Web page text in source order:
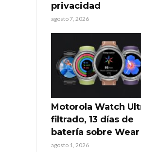
privacidad
agosto 7, 2026
Motorola Watch
filtrado, 13 días de
batería sobre Wear
agosto 1, 2026